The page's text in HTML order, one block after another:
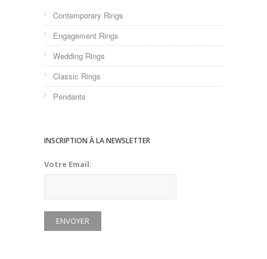
Contemporary Rings
Engagement Rings
Wedding Rings
Classic Rings
Pendants
INSCRIPTION À LA NEWSLETTER
Votre Email: